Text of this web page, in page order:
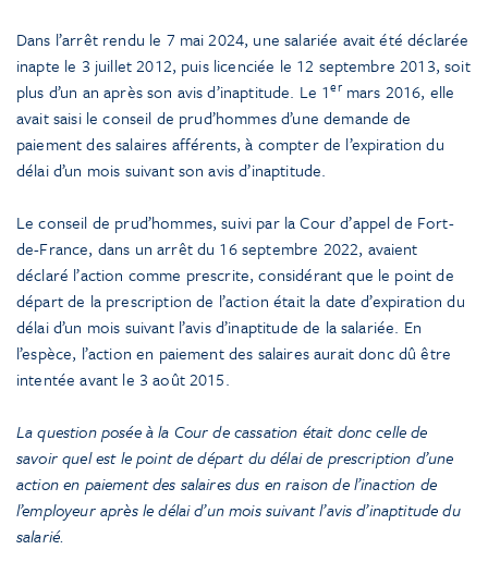
Dans l’arrêt rendu le 7 mai 2024, une salariée avait été déclarée
inapte le 3 juillet 2012, puis licenciée le 12 septembre 2013, soit
plus d’un an après son avis d’inaptitude. Le 1ermars 2016, elle
avait saisi le conseil de prud’hommes d’une demande de
paiement des salaires afférents, à compter de l’expiration du
délai d’un mois suivant son avis d’inaptitude.
Le conseil de prud’hommes, suivi par la Cour d’appel de Fort-
de-France, dans un arrêt du 16 septembre 2022, avaient
déclaré l’action comme prescrite, considérant que le point de
départ de la prescription de l’action était la date d’expiration du
délai d’un mois suivant l’avis d’inaptitude de la salariée. En
l’espèce, l’action en paiement des salaires aurait donc dû être
intentée avant le 3 août 2015.
La question posée à la Cour de cassation était donc celle de
savoir quel est le point de départ du délai de prescription d’une
action en paiement des salaires dus en raison de l’inaction de
l’employeur après le délai d’un mois suivant l’avis d’inaptitude du
salarié.